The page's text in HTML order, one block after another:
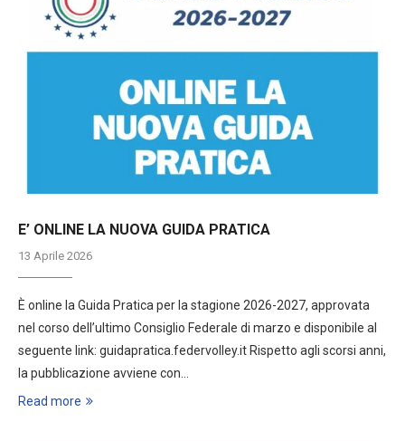
E’ ONLINE LA NUOVA GUIDA PRATICA
13 Aprile 2026
È online la Guida Pratica per la stagione 2026-2027, approvata
nel corso dell’ultimo Consiglio Federale di marzo e disponibile al
seguente link: guidapratica.federvolley.it Rispetto agli scorsi anni,
la pubblicazione avviene con…
Read more